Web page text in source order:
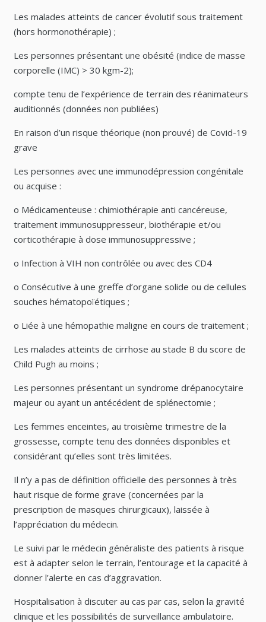
Les malades atteints de cancer évolutif sous traitement
(hors hormonothérapie) ;
Les personnes présentant une obésité (indice de masse
corporelle (IMC) > 30 kgm-2);
compte tenu de l’expérience de terrain des réanimateurs
auditionnés (données non publiées)
En raison d’un risque théorique (non prouvé) de Covid-19
grave
Les personnes avec une immunodépression congénitale
ou acquise :
o Médicamenteuse : chimiothérapie anti cancéreuse,
traitement immunosuppresseur, biothérapie et/ou
corticothérapie à dose immunosuppressive ;
o Infection à VIH non contrôlée ou avec des CD4
o Consécutive à une greffe d’organe solide ou de cellules
souches hématopoïétiques ;
o Liée à une hémopathie maligne en cours de traitement ;
Les malades atteints de cirrhose au stade B du score de
Child Pugh au moins ;
Les personnes présentant un syndrome drépanocytaire
majeur ou ayant un antécédent de splénectomie ;
Les femmes enceintes, au troisième trimestre de la
grossesse, compte tenu des données disponibles et
considérant qu’elles sont très limitées.
Il n’y a pas de définition officielle des personnes à très
haut risque de forme grave (concernées par la
prescription de masques chirurgicaux), laissée à
l’appréciation du médecin.
Le suivi par le médecin généraliste des patients à risque
est à adapter selon le terrain, l’entourage et la capacité à
donner l’alerte en cas d’aggravation.
Hospitalisation à discuter au cas par cas, selon la gravité
clinique et les possibilités de surveillance ambulatoire.